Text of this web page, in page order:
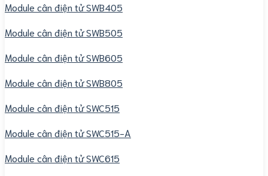
Module cân điện tử SWB405
Module cân điện tử SWB505
Module cân điện tử SWB605
Module cân điện tử SWB805
Module cân điện tử SWC515
Module cân điện tử SWC515-A
Module cân điện tử SWC615